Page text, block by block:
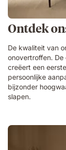
Ontdek
De kwaliteit van
onovertroffen.
creëert een
persoonlijke
bijzonder
slapen.